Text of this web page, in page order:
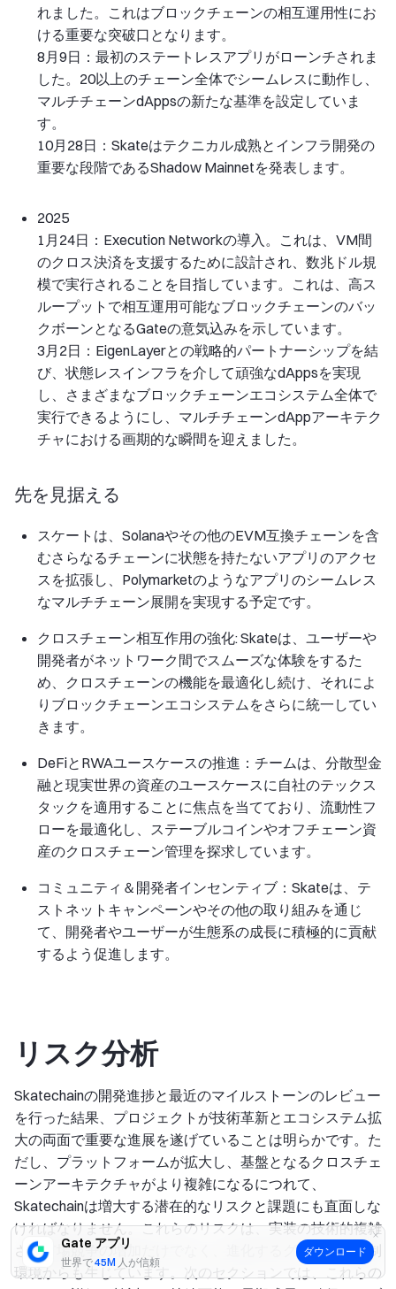
Gate アプリ
世界で45M 人が信頼
ダウンロード
れました。これはブロックチェーンの相互運用性にお
ける重要な突破口となります。
8月9日：最初のステートレスアプリがローンチされま
した。20以上のチェーン全体でシームレスに動作し、
マルチチェーンdAppsの新たな基準を設定していま
す。
10月28日：Skateはテクニカル成熟とインフラ開発の
重要な段階であるShadow Mainnetを発表します。
2025
1月24日：Execution Networkの導入。これは、VM間
のクロス決済を支援するために設計され、数兆ドル規
模で実行されることを目指しています。これは、高ス
ループットで相互運用可能なブロックチェーンのバッ
クボーンとなるGateの意気込みを示しています。
3月2日：EigenLayerとの戦略的パートナーシップを結
び、状態レスインフラを介して頑強なdAppsを実現
し、さまざまなブロックチェーンエコシステム全体で
実行できるようにし、マルチチェーンdAppアーキテク
チャにおける画期的な瞬間を迎えました。
先を見据える
スケートは、Solanaやその他のEVM互換チェーンを含
むさらなるチェーンに状態を持たないアプリのアクセ
スを拡張し、Polymarketのようなアプリのシームレス
なマルチチェーン展開を実現する予定です。
クロスチェーン相互作用の強化: Skateは、ユーザーや
開発者がネットワーク間でスムーズな体験をするた
め、クロスチェーンの機能を最適化し続け、それによ
りブロックチェーンエコシステムをさらに統一してい
きます。
DeFiとRWAユースケースの推進：チームは、分散型金
融と現実世界の資産のユースケースに自社のテックス
タックを適用することに焦点を当てており、流動性フ
ローを最適化し、ステーブルコインやオフチェーン資
産のクロスチェーン管理を探求しています。
コミュニティ＆開発者インセンティブ：Skateは、テ
ストネットキャンペーンやその他の取り組みを通じ
て、開発者やユーザーが生態系の成長に積極的に貢献
するよう促進します。
リスク分析
Skatechainの開発進捗と最近のマイルストーンのレビュー
を行った結果、プロジェクトが技術革新とエコシステム拡
大の両面で重要な進展を遂げていることは明らかです。た
だし、プラットフォームが拡大し、基盤となるクロスチェ
ーンアーキテクチャがより複雑になるにつれて、
Skatechainは増大する潜在的なリスクと課題にも直面しな
ければなりません。これらのリスクは、実装の技術的複雑
さと市場競争の増加だけでなく、進化するグローバル規制
環境からも生じています。次のセクションでは、これらの